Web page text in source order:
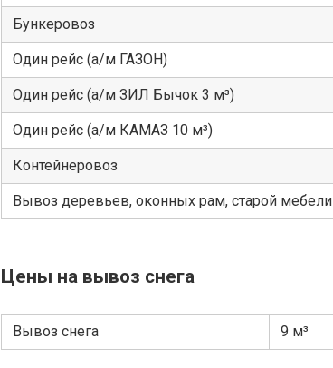
Бункеровоз
Один рейс (а/м ГАЗОН)
Один рейс (а/м ЗИЛ Бычок 3 м³)
Один рейс (а/м КАМАЗ 10 м³)
Контейнеровоз
Вывоз деревьев, оконных рам, старой мебели
Цены на вывоз снега
Вывоз снега 9 м³